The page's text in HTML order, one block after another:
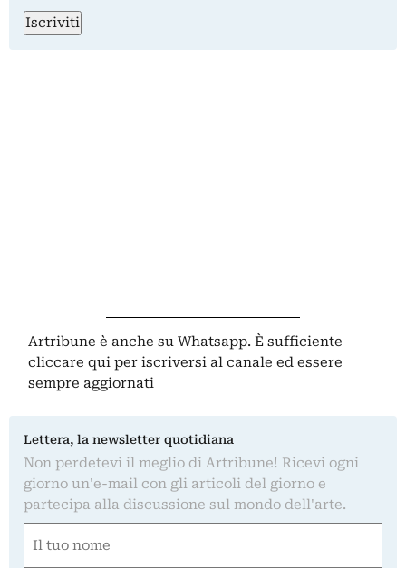
Iscriviti
Artribune è anche su Whatsapp. È sufficiente
cliccare qui per iscriversi al canale ed essere
sempre aggiornati
Lettera, la newsletter quotidiana
Non perdetevi il meglio di Artribune! Ricevi ogni
giorno un'e-mail con gli articoli del giorno e
partecipa alla discussione sul mondo dell'arte.
(Obbligatorio)